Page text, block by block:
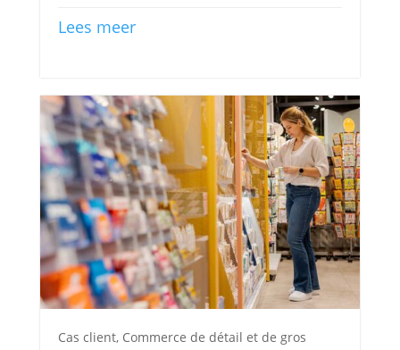
Lees meer
Cas client, Commerce de détail et de gros